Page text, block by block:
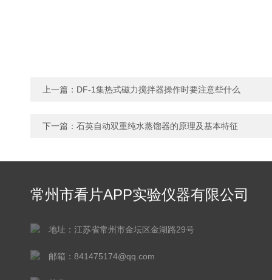
上一篇： DF-1集热式磁力搅拌器操作时要注意些什么
下一篇： 石英自动双重纯水蒸馏器的原理及基本特征
常州市看片APP实验仪器有限公司
地址：江苏省常州市金坛区金湖路29号
邮箱：841475174@qq.com